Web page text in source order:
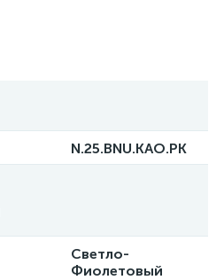
N.25.BNU.KAO.PK
Светло-
Фиолетовый